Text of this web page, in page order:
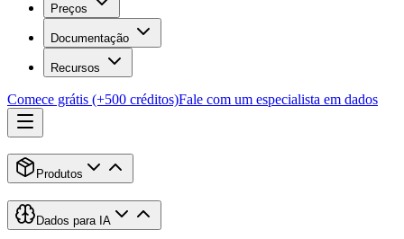
Preços
Documentação
Recursos
Comece grátis (+500 créditos)Fale com um especialista em dados
Produtos
Dados para IA